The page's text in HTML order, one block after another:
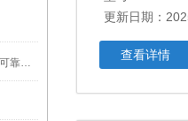
方框除尘滤板为工业洁净生产提供灵活可靠的过滤解决方案
更新日期：
查看详情